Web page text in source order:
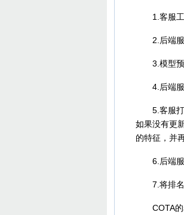
1.客服工
2.后端服
3.模型预
4.后端服
5.客服打
如果没有更
的特征，并
6.后端服
7.将排名
COTA的表